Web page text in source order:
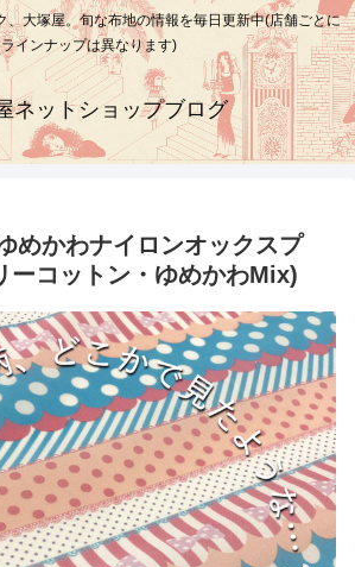
、大塚屋。旬な布地の情報を毎日更新中(店舗ごとに
ラインナップは異なります)
ネットショップブログ
めかわナイロンオックスプ
ーコットン・ゆめかわMix)